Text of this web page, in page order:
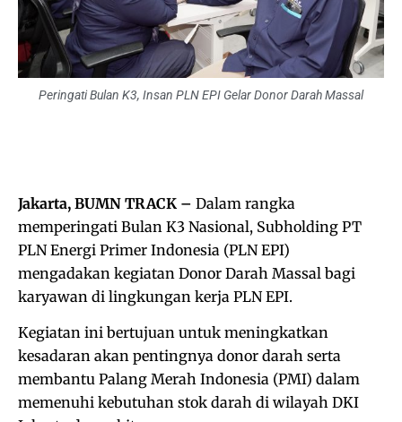
Peringati Bulan K3, Insan PLN EPI Gelar Donor Darah Massal
Jakarta, BUMN TRACK – Dalam rangka
memperingati Bulan K3 Nasional, Subholding PT
PLN Energi Primer Indonesia (PLN EPI)
mengadakan kegiatan Donor Darah Massal bagi
karyawan di lingkungan kerja PLN EPI.
Kegiatan ini bertujuan untuk meningkatkan
kesadaran akan pentingnya donor darah serta
membantu Palang Merah Indonesia (PMI) dalam
memenuhi kebutuhan stok darah di wilayah DKI